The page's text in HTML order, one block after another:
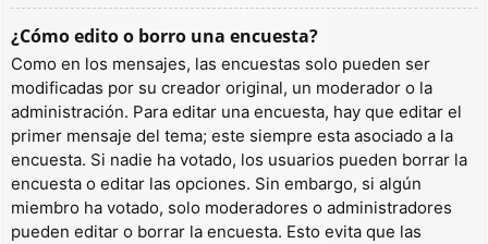
¿Cómo edito o borro una encuesta?
Como en los mensajes, las encuestas solo pueden ser
modificadas por su creador original, un moderador o la
administración. Para editar una encuesta, hay que editar el
primer mensaje del tema; este siempre esta asociado a la
encuesta. Si nadie ha votado, los usuarios pueden borrar la
encuesta o editar las opciones. Sin embargo, si algún
miembro ha votado, solo moderadores o administradores
pueden editar o borrar la encuesta. Esto evita que las